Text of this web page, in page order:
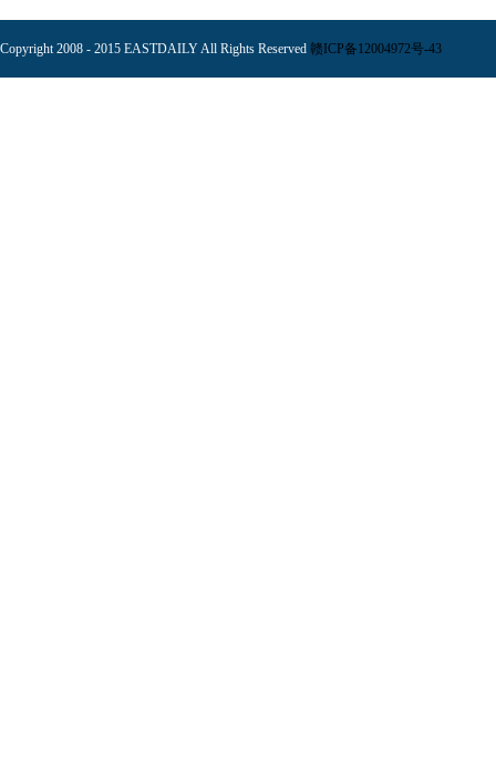
Copyright 2008 - 2015 EASTDAILY All Rights Reserved 赣ICP备12004972号-43